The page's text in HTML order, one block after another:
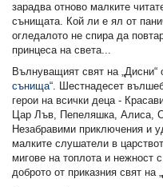
зарадва отново малките
сънищата. Кой ли е ял от
огледалото не спира да
принцеса на света...
Вълнуващият свят на „Дисни“
сънища“. Шестнадесет
герои на всички деца -
Цар Лъв, Пепеляшка, Алиса,
Незабравими приключения и
малките слушатели в
мигове на топлота и нежност
доброто от приказния свят на